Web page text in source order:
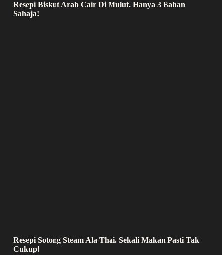
Resepi Biskut Arab Cair Di Mulut. Hanya 3 Bahan
Sahaja!
Resepi Sotong Steam Ala Thai. Sekali Makan Pasti Tak
Cukup!